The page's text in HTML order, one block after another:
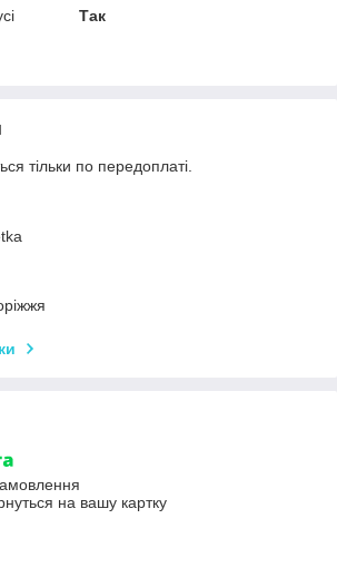
Так
тільки по передоплаті.
на вашу картку